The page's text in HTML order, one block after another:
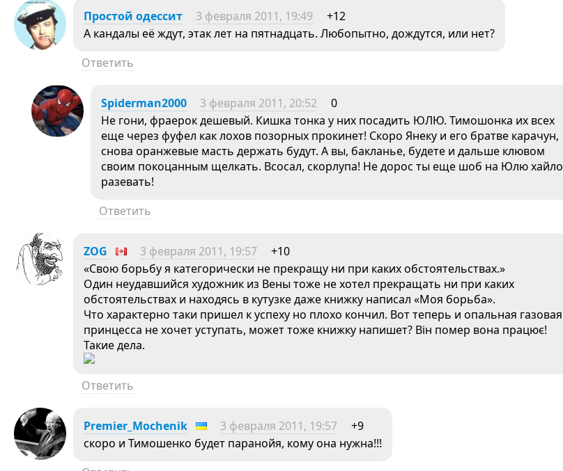
Простой одессит 3 февраля 2011, 19:49
+12
А кандалы её ждут, этак лет на пятнадцать. Любопытно, дождутся, или нет?
Ответить
Spiderman2000 3 февраля 2011, 20:52
0
Не гони, фраерок дешевый. Кишка тонка у них посадить ЮЛЮ. Тимошонка их всех
еще через фуфел как лохов позорных прокинет! Скоро Янеку и его братве карачун,
снова оранжевые масть держать будут. А вы, бакланье, будете и дальше клювом
своим покоцанным щелкать. Всосал, скорлупа! Не дорос ты еще шоб на Юлю хайло
разевать!
Ответить
ZOG 3 февраля 2011, 19:57
+10
«Свою борьбу я категорически не прекращу ни при каких обстоятельствах.»
Один неудавшийся художник из Вены тоже не хотел прекращать ни при каких
обстоятельствах и находясь в кутузке даже книжку написал «Моя борьба».
Что характерно таки пришел к успеху но плохо кончил. Вот теперь и опальная газовая
принцесса не хочет уступать, может тоже книжку напишет? Він помер вона працює!
Такие дела.
Ответить
Premier_Mochenik 3 февраля 2011, 19:57
+9
скоро и Тимошенко будет паранойя, кому она нужна!!!